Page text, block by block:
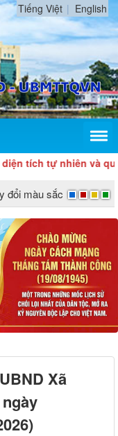
Tiếng Việt English
tự nhiên và quy
đổi màu sắc
Xã